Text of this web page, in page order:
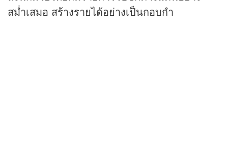
สม่ำเสมอ สร้างรายได้อย่างเป็นกอบกำ